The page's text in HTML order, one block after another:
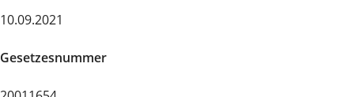
10.09.2021
Gesetzesnummer